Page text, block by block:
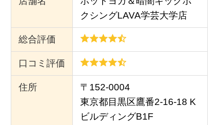
クシングLAVA学芸大学店
総合評価
口コミ評価
住所
〒152-0004
東京都目黒区鷹番2-16-18 K
ビルディングB1F